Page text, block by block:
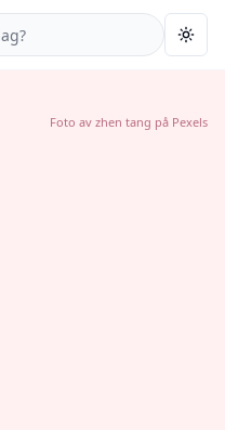
Foto av zhen tang på Pexels